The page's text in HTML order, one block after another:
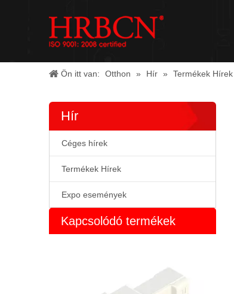
Ön itt van: Otthon » Hír » Termékek Hírek
Hír
Céges hírek
Termékek Hírek
Expo események
Kapcsolódó termékek